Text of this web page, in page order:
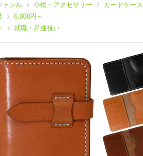
ャンル
小物・アクセサリー
カードケース
6,000円～
就職・昇進祝い